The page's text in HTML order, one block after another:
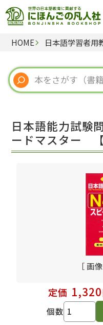
HOME 日本語学習者用
日本語能力試
ードマスター 【
［ 画
定価 1,320
個数